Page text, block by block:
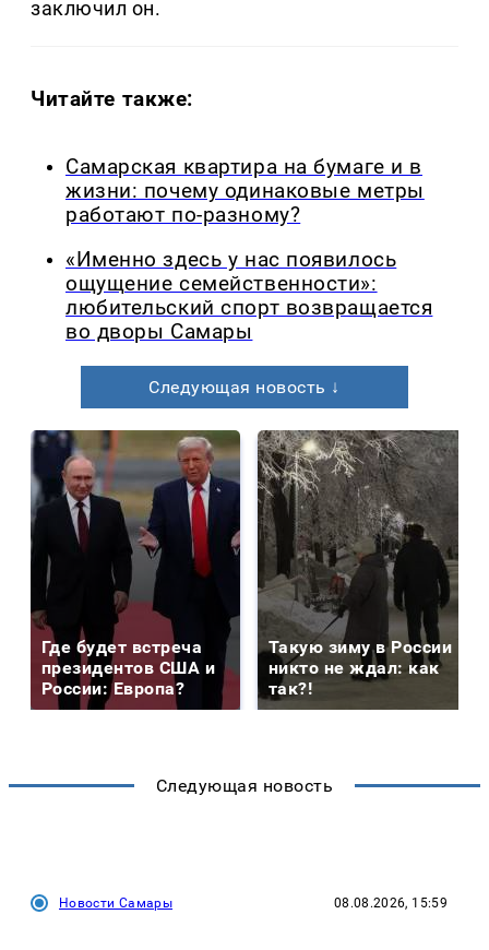
заключил он.
Читайте также:
Самарская квартира на бумаге и в
жизни: почему одинаковые метры
работают по-разному?
«Именно здесь у нас появилось
ощущение семейственности»:
любительский спорт возвращается
во дворы Самары
Следующая новость ↓
Где будет встреча
президентов США и
России: Европа?
Такую зиму в России
никто не ждал: как
так?!
Следующая новость
Новости Самары 08.08.2026, 15:59